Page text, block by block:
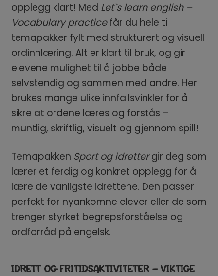
opplegg klart! Med Let`s learn english –
Vocabulary practicefår du hele ti
temapakker fylt med strukturert og visuell
ordinnlæring. Alt er klart til bruk, og gir
elevene mulighet til å jobbe både
selvstendig og sammen med andre. Her
brukes mange ulike innfallsvinkler for å
sikre at ordene læres og forstås –
muntlig, skriftlig, visuelt og gjennom spill!
Temapakken Sport og idrettergir deg som
lærer et ferdig og konkret opplegg for å
lære de vanligste idrettene. Den passer
perfekt for nyankomne elever eller de som
trenger styrket begrepsforståelse og
ordforråd på engelsk.
IDRETT OG FRITIDSAKTIVITETER – VIKTIGE